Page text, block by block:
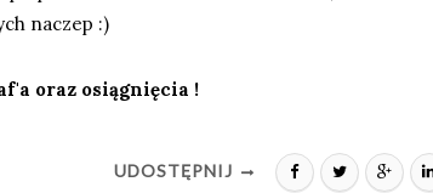
naczep :)
oraz osiągnięcia !
UDOSTĘPNIJ